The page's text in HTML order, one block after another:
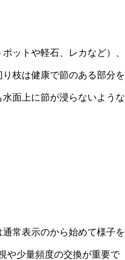
ットや軽石、レカなど）、
枝は健康で節のある部分を
面上に節が浸らないような
常表示のから始めて様子を
や少量頻度の交換が重要で